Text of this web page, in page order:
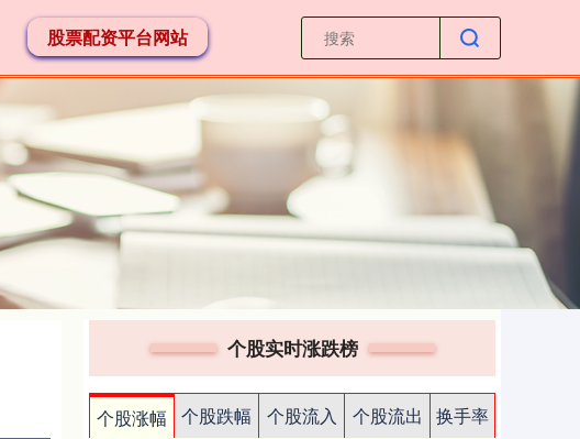
股票配资平台网站
个股实时涨跌榜
个股涨幅 个股跌幅 个股流入 个股流出
换手率